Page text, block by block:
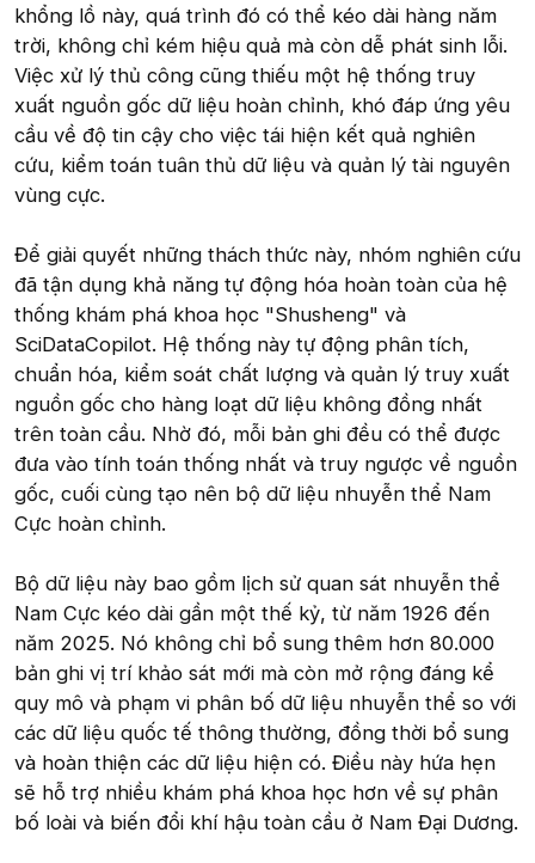
khổng lồ này, quá trình đó có thể kéo dài hàng năm
trời, không chỉ kém hiệu quả mà còn dễ phát sinh lỗi.
Việc xử lý thủ công cũng thiếu một hệ thống truy
xuất nguồn gốc dữ liệu hoàn chỉnh, khó đáp ứng yêu
cầu về độ tin cậy cho việc tái hiện kết quả nghiên
cứu, kiểm toán tuân thủ dữ liệu và quản lý tài nguyên
vùng cực.
Để giải quyết những thách thức này, nhóm nghiên cứu
đã tận dụng khả năng tự động hóa hoàn toàn của hệ
thống khám phá khoa học "Shusheng" và
SciDataCopilot. Hệ thống này tự động phân tích,
chuẩn hóa, kiểm soát chất lượng và quản lý truy xuất
nguồn gốc cho hàng loạt dữ liệu không đồng nhất
trên toàn cầu. Nhờ đó, mỗi bản ghi đều có thể được
đưa vào tính toán thống nhất và truy ngược về nguồn
gốc, cuối cùng tạo nên bộ dữ liệu nhuyễn thể Nam
Cực hoàn chỉnh.
Bộ dữ liệu này bao gồm lịch sử quan sát nhuyễn thể
Nam Cực kéo dài gần một thế kỷ, từ năm 1926 đến
năm 2025. Nó không chỉ bổ sung thêm hơn 80.000
bản ghi vị trí khảo sát mới mà còn mở rộng đáng kể
quy mô và phạm vi phân bố dữ liệu nhuyễn thể so với
các dữ liệu quốc tế thông thường, đồng thời bổ sung
và hoàn thiện các dữ liệu hiện có. Điều này hứa hẹn
sẽ hỗ trợ nhiều khám phá khoa học hơn về sự phân
bố loài và biến đổi khí hậu toàn cầu ở Nam Đại Dương.